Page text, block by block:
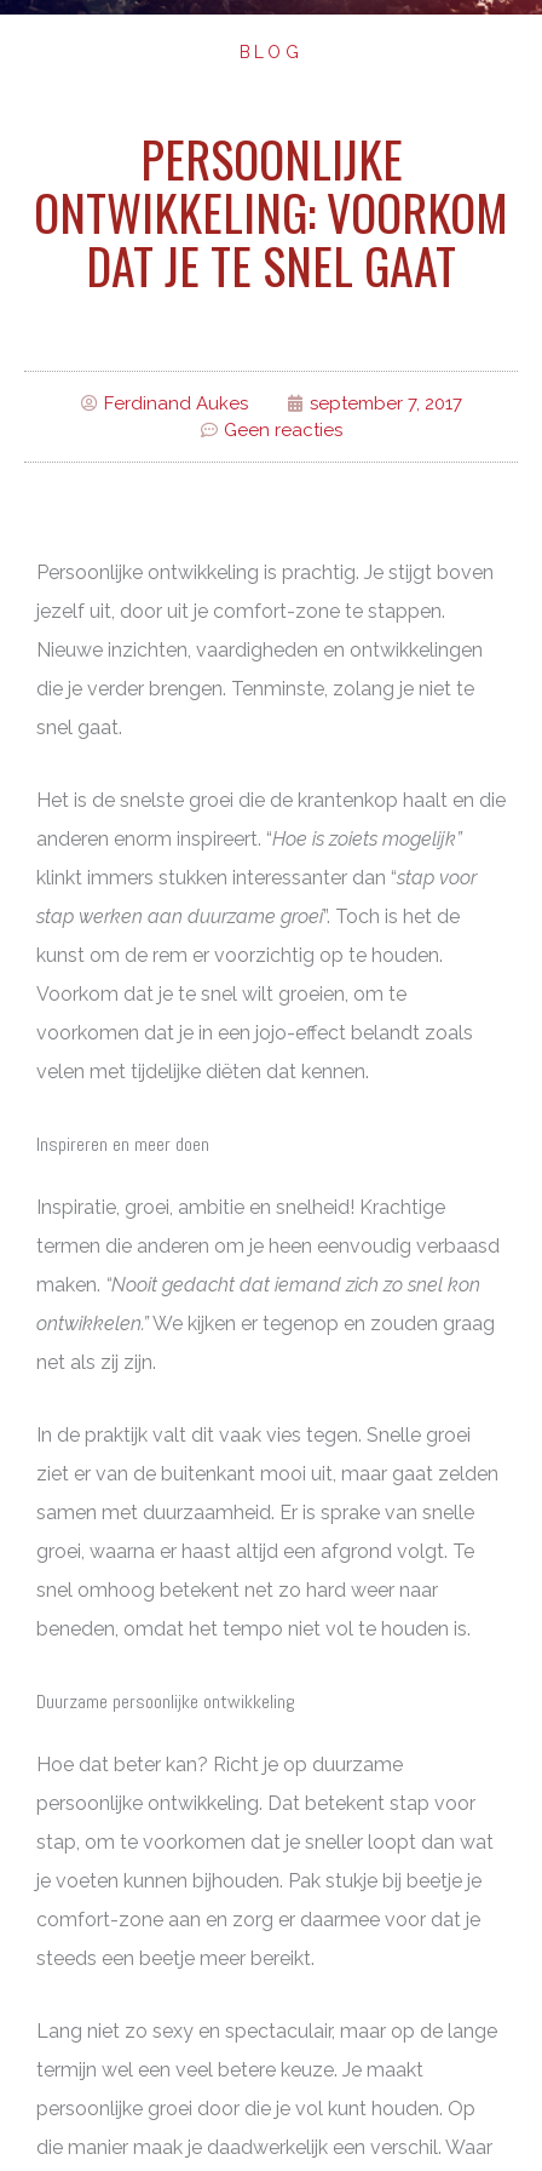
BLOG
PERSOONLIJKE
ONTWIKKELING: VOORKOM
DAT JE TE SNEL GAAT
Ferdinand Aukes
september 7, 2017
Geen reacties
Persoonlijke ontwikkeling is prachtig. Je stijgt boven
jezelf uit, door uit je comfort-zone te stappen.
Nieuwe inzichten, vaardigheden en ontwikkelingen
die je verder brengen. Tenminste, zolang je niet te
snel gaat.
Het is de snelste groei die de krantenkop haalt en die
anderen enorm inspireert. “Hoe is zoiets mogelijk”
klinkt immers stukken interessanter dan “stap voor
stap werken aan duurzame groei”. Toch is het de
kunst om de rem er voorzichtig op te houden.
Voorkom dat je te snel wilt groeien, om te
voorkomen dat je in een jojo-effect belandt zoals
velen met tijdelijke diëten dat kennen.
Inspireren en meer doen
Inspiratie, groei, ambitie en snelheid! Krachtige
termen die anderen om je heen eenvoudig verbaasd
maken. “Nooit gedacht dat iemand zich zo snel kon
ontwikkelen.”We kijken er tegenop en zouden graag
net als zij zijn.
In de praktijk valt dit vaak vies tegen. Snelle groei
ziet er van de buitenkant mooi uit, maar gaat zelden
samen met duurzaamheid. Er is sprake van snelle
groei, waarna er haast altijd een afgrond volgt. Te
snel omhoog betekent net zo hard weer naar
beneden, omdat het tempo niet vol te houden is.
Duurzame persoonlijke ontwikkeling
Hoe dat beter kan? Richt je op duurzame
persoonlijke ontwikkeling. Dat betekent stap voor
stap, om te voorkomen dat je sneller loopt dan wat
je voeten kunnen bijhouden. Pak stukje bij beetje je
comfort-zone aan en zorg er daarmee voor dat je
steeds een beetje meer bereikt.
Lang niet zo sexy en spectaculair, maar op de lange
termijn wel een veel betere keuze. Je maakt
persoonlijke groei door die je vol kunt houden. Op
die manier maak je daadwerkelijk een verschil. Waar